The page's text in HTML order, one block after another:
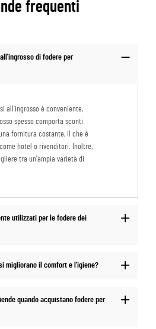
frequenti
di fodere per
all'ingrosso è conveniente,
spesso comporta sconti
fornitura costante, il che è
hotel o rivenditori. Inoltre,
tra un'ampia varietà di
utilizzati per le fodere dei
migliorano il comfort e l'igiene?
quando acquistano fodere per